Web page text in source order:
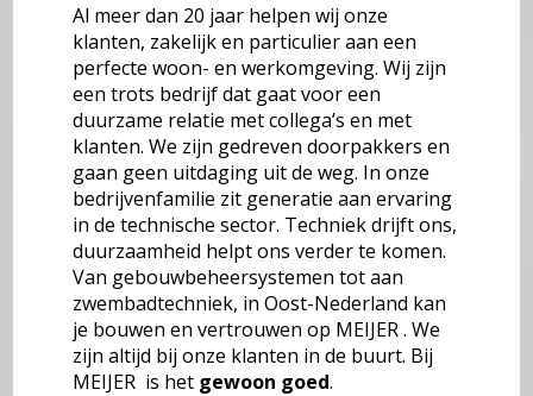
Al meer dan 20 jaar helpen wij onze
klanten, zakelijk en particulier aan een
perfecte woon- en werkomgeving. Wij zijn
een trots bedrijf dat gaat voor een
duurzame relatie met collega’s en met
klanten. We zijn gedreven doorpakkers en
gaan geen uitdaging uit de weg. In onze
bedrijvenfamilie zit generatie aan ervaring
in de technische sector. Techniek drijft ons,
duurzaamheid helpt ons verder te komen.
Van gebouwbeheersystemen tot aan
zwembadtechniek, in Oost-Nederland kan
je bouwen en vertrouwen op MEIJER . We
zijn altijd bij onze klanten in de buurt. Bij
MEIJER is het gewoon goed.